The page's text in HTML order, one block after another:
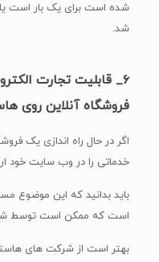
شده است برای یک بار است
شد.
۶_ قابلیت تجارت
فروشگاه آنلاین روی
اگر در حال راه اندازی یک
خدماتی را در وب سایت خود
باید بدانید که این موضوع
است که ممکن است توسط
بهتر است از شرکت های